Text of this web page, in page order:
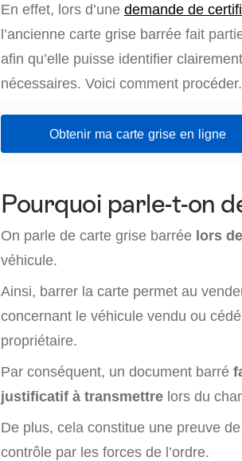
En effet, lors d’une demande de
l’ancienne carte grise barrée fait
afin qu’elle puisse identifier
nécessaires. Voici comment procéder.
Obtenir ma carte grise en ligne
Pourquoi parle-t-on
On parle de carte grise barrée lors
véhicule.
Ainsi, barrer la carte permet au
concernant le véhicule vendu ou
propriétaire.
Par conséquent, un document barré
justificatif à transmettre lors du
De plus, cela constitue une preuve
contrôle par les forces de l’ordre.